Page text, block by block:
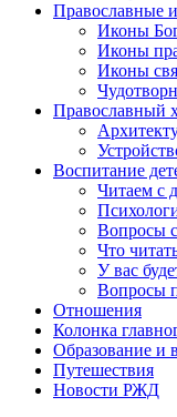
Православные
Иконы
Иконы
Иконы
Православный
Воспитание
Читаем с
Вопросы
Что
У вас
Вопросы
Отношения
Колонка
Образование и
Путешествия
Новости РЖД